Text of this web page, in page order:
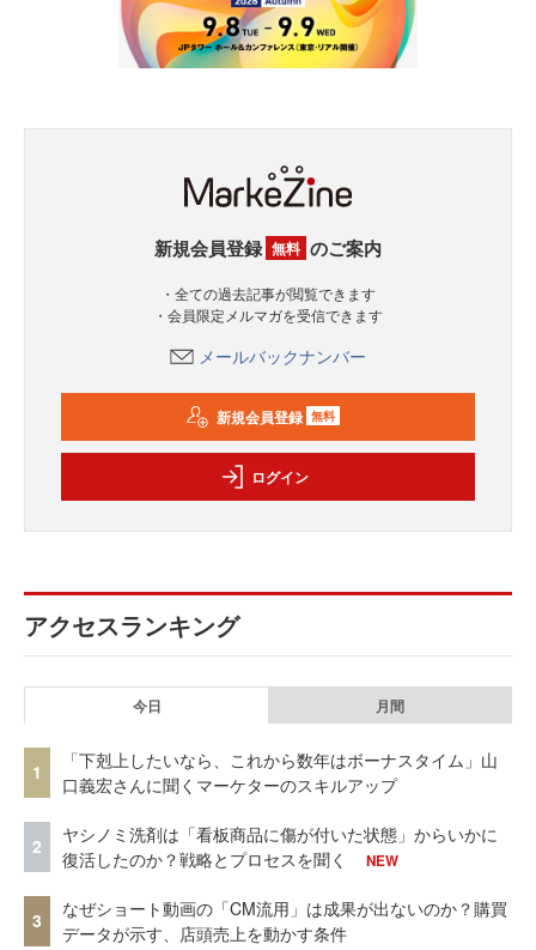
新規会員登録 無料 のご案内
・全ての過去記事が閲覧できます
・会員限定メルマガを受信できます
メールバックナンバー
新規会員登録 無料
ログイン
アクセスランキング
今日 月間
1
「下剋上したいなら、これから数年はボーナスタイム」山
口義宏さんに聞くマーケターのスキルアップ
2
ヤシノミ洗剤は「看板商品に傷が付いた状態」からいかに
復活したのか？戦略とプロセスを聞く
NEW
3
なぜショート動画の「CM流用」は成果が出ないのか？購買
データが示す、店頭売上を動かす条件